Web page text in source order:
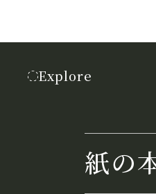
Explore
紙の